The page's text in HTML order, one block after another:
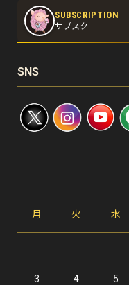
SUBSCRIPTION
サブスク
SNS
月 火 水
3 4 5